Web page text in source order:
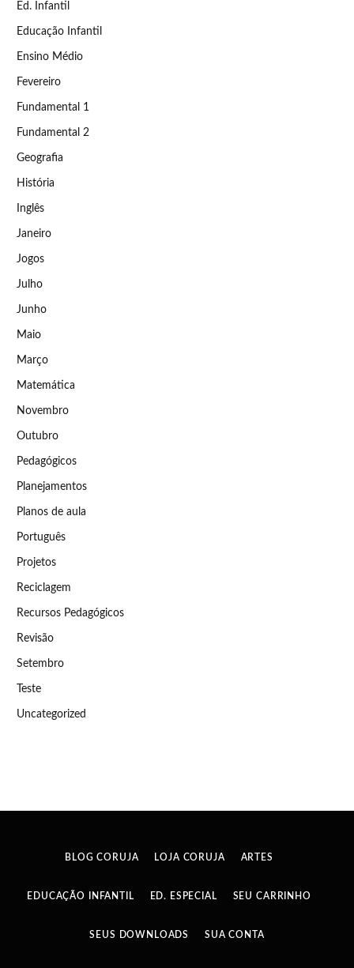
Ed. Infantil
Educação Infantil
Ensino Médio
Fevereiro
Fundamental 1
Fundamental 2
Geografia
História
Inglês
Janeiro
Jogos
Julho
Junho
Maio
Março
Matemática
Novembro
Outubro
Pedagógicos
Planejamentos
Planos de aula
Português
Projetos
Reciclagem
Recursos Pedagógicos
Revisão
Setembro
Teste
Uncategorized
BLOG CORUJA LOJA CORUJA ARTES
EDUCAÇÃO INFANTIL ED. ESPECIAL SEU CARRINHO
SEUS DOWNLOADS SUA CONTA